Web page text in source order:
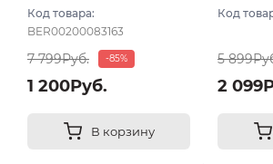
Код товара:
BER00200083163
7 799Руб. -85%
1 200Руб.
В корзину
Код
5
2